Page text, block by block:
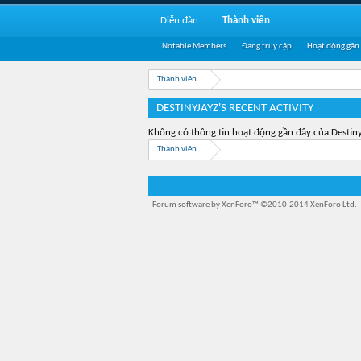
Thành viên
DESTINYJAYZ'S RECENT ACTIVITY
Không có thông tin hoạt động gần đây của
Thành viên
Diễn đàn Thành viên
Notable Members Đang truy cập Hoạt động gần
Forum software by XenForo™ ©2010-2014 XenForo Ltd.